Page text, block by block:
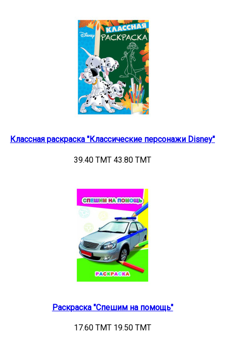
Классная раскраска "Классические персонажи Disney"
39.40 TMT 43.80 TMT
Раскраска "Спешим на помощь"
17.60 TMT 19.50 TMT